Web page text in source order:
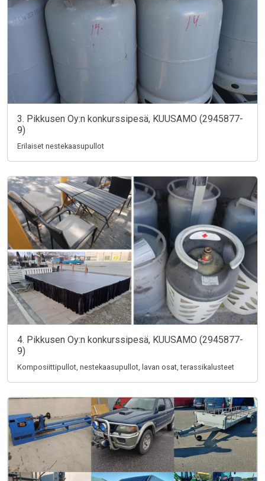
3. Pikkusen Oy:n konkurssipesä, KUUSAMO (2945877-
9)
Erilaiset nestekaasupullot
4. Pikkusen Oy:n konkurssipesä, KUUSAMO (2945877-
9)
Komposiittipullot, nestekaasupullot, lavan osat, terassikalusteet